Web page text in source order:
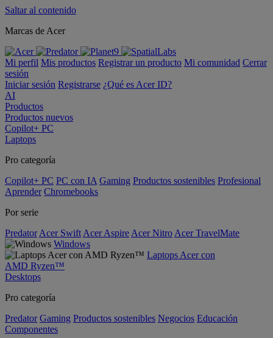
Saltar al contenido
Marcas de Acer
Mi perfil Mis productos Registrar un producto Mi comunidad Cerrar
sesión
Iniciar sesión Registrarse ¿Qué es Acer ID?
AI
Productos
Productos nuevos
Copilot+ PC
Laptops
Pro categoría
Copilot+ PC PC con IA Gaming Productos sostenibles Profesional
Aprender Chromebooks
Por serie
Predator Acer Swift Acer Aspire Acer Nitro Acer TravelMate
Windows
Laptops Acer con
AMD Ryzen™
Desktops
Pro categoría
Predator Gaming Productos sostenibles Negocios Educación
Componentes